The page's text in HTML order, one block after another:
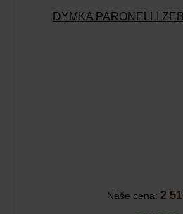
DÝMKA PARONELLI
Naše cena: 2